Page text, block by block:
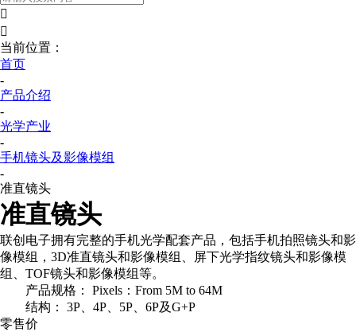


当前位置：
首页
-
产品介绍
-
光学产业
-
手机镜头及影像模组
-
准直镜头
准直镜头
联创电子拥有完整的手机光学配套产品，包括手机拍照镜头和影
像模组，3D准直镜头和影像模组、屏下光学指纹镜头和影像模
组、TOF镜头和影像模组等。
产品规格： Pixels：From 5M to 64M
结构： 3P、4P、5P、6P及G+P
零售价